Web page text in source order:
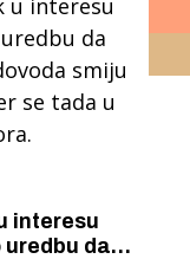
interesu
da